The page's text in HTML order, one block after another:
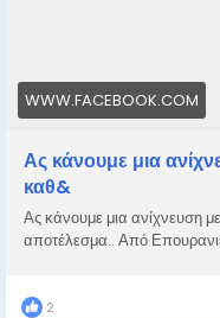
WWW.FACEBOOK.COM
Ας κάνουμε μια
καθ&
Ας κάνουμε μια ανίχνευση
αποτέλεσμα.. Από
2